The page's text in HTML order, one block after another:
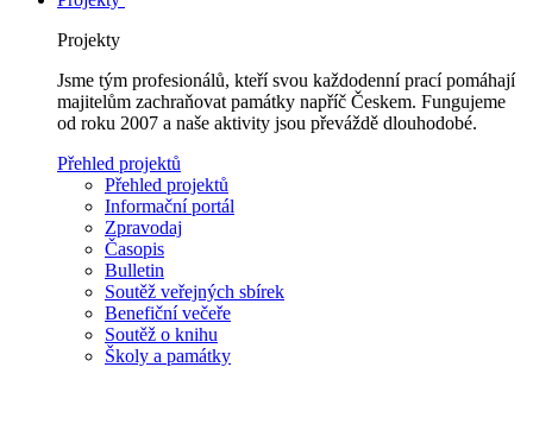
Projekty
Jsme tým profesionálů, kteří svou každodenní prací pomáhají
majitelům zachraňovat památky napříč Českem. Fungujeme
od roku 2007 a naše aktivity jsou převáždě dlouhodobé.
Přehled projektů
Přehled projektů
Informační portál
Zpravodaj
Časopis
Bulletin
Soutěž veřejných sbírek
Benefiční večeře
Soutěž o knihu
Školy a památky